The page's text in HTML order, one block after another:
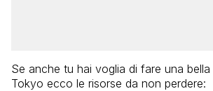
Se anche tu hai voglia di fare una
Tokyo ecco le risorse da non perdere: